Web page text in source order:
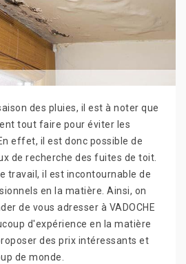
des pluies, il est à noter que
tout faire pour éviter les
effet, il est donc possible de
de recherche des fuites de toit.
travail, il est incontournable de
en la matière. Ainsi, on
de vous adresser à VADOCHE
d'expérience en la matière
des prix intéressants et
de monde.